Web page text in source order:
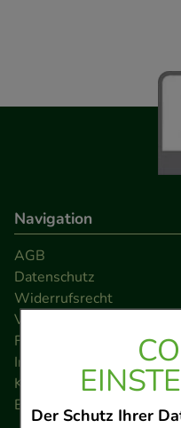
Der Schutz Ihrer
Navigation
AGB
Datenschutz
Widerrufsrecht
Versandkosten
FAQ
Impressum
Kontakt
Barrierefreiheitserklärung